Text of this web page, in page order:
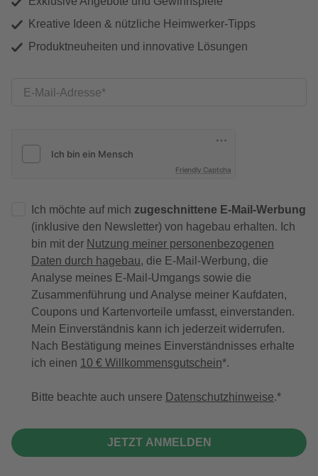
Kreative Ideen & nützliche Heimwerker-Tipps
Produktneuheiten und innovative Lösungen
E-Mail-Adresse
Friendly Captcha
Ich möchte auf mich zugeschnittene E-Mail-Werbung
(inklusive den Newsletter) von hagebau erhalten. Ich
bin mit der Nutzung meiner personenbezogenen
Daten durch hagebau, die E-Mail-Werbung, die
Analyse meines E-Mail-Umgangs sowie die
Zusammenführung und Analyse meiner Kaufdaten,
Coupons und Kartenvorteile umfasst, einverstanden.
Mein Einverständnis kann ich jederzeit widerrufen.
Nach Bestätigung meines Einverständnisses erhalte
ich einen 10 € Willkommensgutschein*.
Bitte beachte auch unsere Datenschutzhinweise.
JETZT ANMELDEN